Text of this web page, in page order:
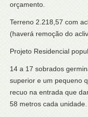
orçamento.
Terreno 2.218,57 com
(haverá remoção do
Projeto Residencial
14 a 17 sobrados
superior e um pequeno
recuo na entrada que
58 metros cada unidade.